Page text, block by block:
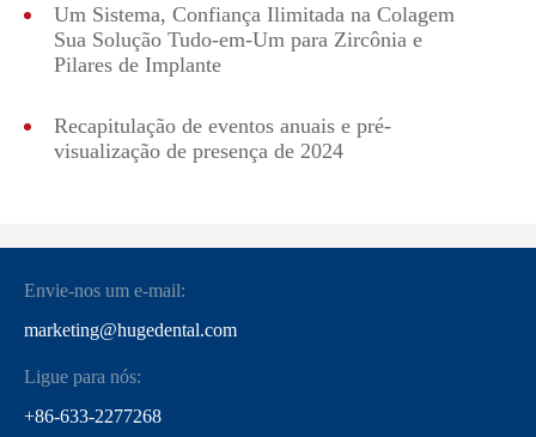
Um Sistema, Confiança Ilimitada na Colagem
Sua Solução Tudo-em-Um para Zircônia e
Pilares de Implante
Recapitulação de eventos anuais e pré-
visualização de presença de 2024
Envie-nos um e-mail:
marketing@hugedental.com
Ligue para nós:
+86-633-2277268